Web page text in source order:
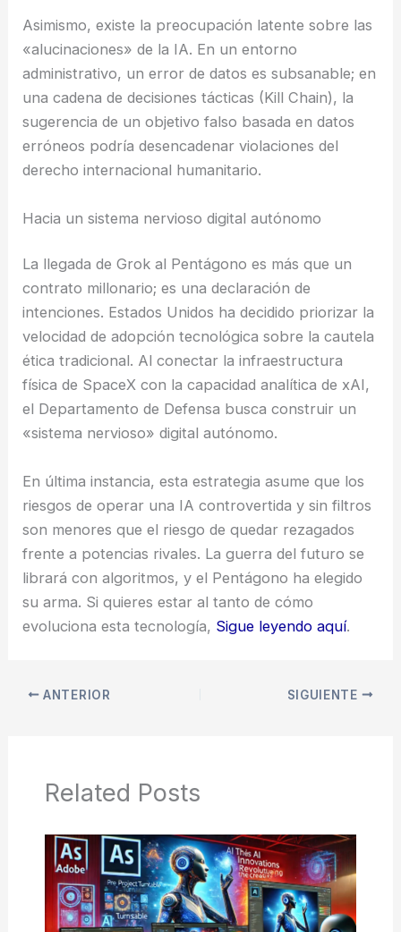
Asimismo, existe la preocupación latente sobre las
«alucinaciones» de la IA. En un entorno
administrativo, un error de datos es subsanable; en
una cadena de decisiones tácticas (Kill Chain), la
sugerencia de un objetivo falso basada en datos
erróneos podría desencadenar violaciones del
derecho internacional humanitario.
Hacia un sistema nervioso digital autónomo
La llegada de Grok al Pentágono es más que un
contrato millonario; es una declaración de
intenciones. Estados Unidos ha decidido priorizar la
velocidad de adopción tecnológica sobre la cautela
ética tradicional. Al conectar la infraestructura
física de SpaceX con la capacidad analítica de xAI,
el Departamento de Defensa busca construir un
«sistema nervioso» digital autónomo.
En última instancia, esta estrategia asume que los
riesgos de operar una IA controvertida y sin filtros
son menores que el riesgo de quedar rezagados
frente a potencias rivales. La guerra del futuro se
librará con algoritmos, y el Pentágono ha elegido
su arma. Si quieres estar al tanto de cómo
evoluciona esta tecnología, Sigue leyendo aquí.
ANTERIOR SIGUIENTE
Related Posts